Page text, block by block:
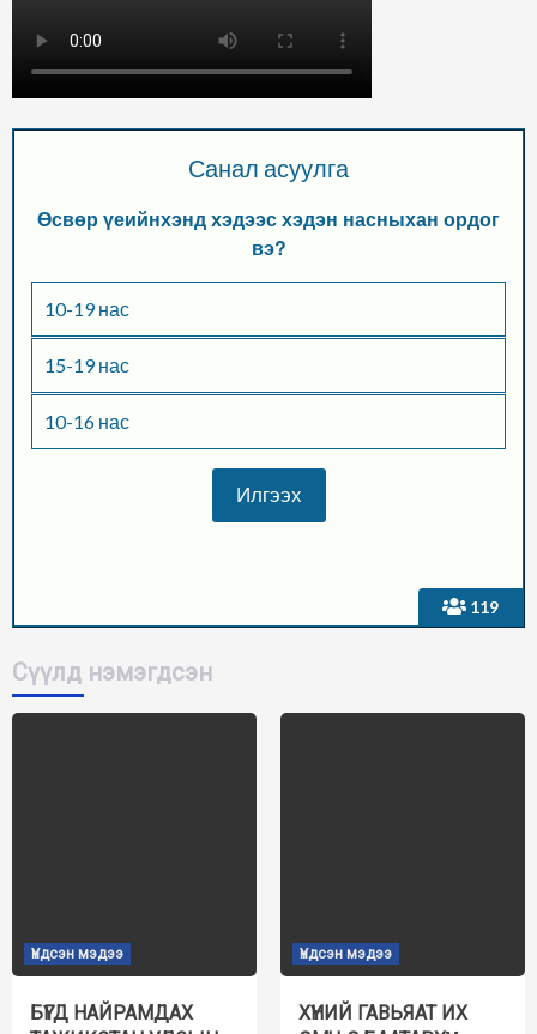
119
Санал асуулга
Өсвөр үеийнхэнд хэдээс хэдэн насныхан ордог
вэ?
10-19 нас
15-19 нас
10-16 нас
Сүүлд нэмэгдсэн
Үндсэн мэдээ
БҮГД НАЙРАМДАХ
Үндсэн мэдээ
ХҮНИЙ ГАВЬЯАТ ИХ